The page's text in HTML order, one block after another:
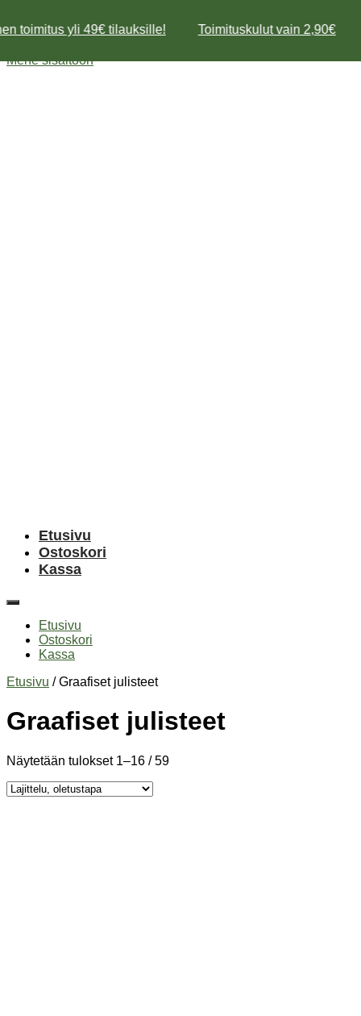
toimitus yli 49€ tilauksille! Toimituskulut vain 2,90€
Mene sisältöön
Etusivu
Ostoskori
Kassa
Etusivu
Ostoskori
Kassa
Etusivu / Graafiset julisteet
Graafiset julisteet
Näytetään tulokset 1–16 / 59